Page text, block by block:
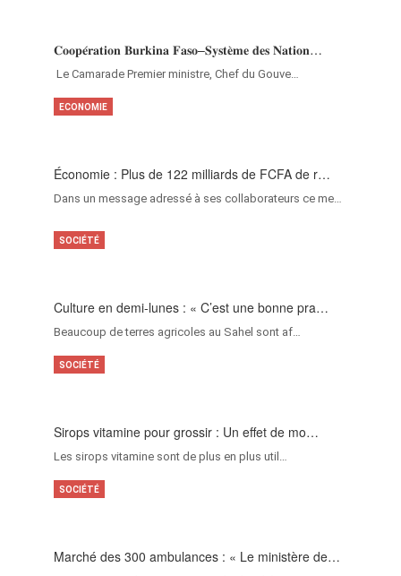
𝐂𝐨𝐨𝐩𝐞́𝐫𝐚𝐭𝐢𝐨𝐧 𝐁𝐮𝐫𝐤𝐢𝐧𝐚 𝐅𝐚𝐬𝐨–𝐒𝐲𝐬𝐭𝐞̀𝐦𝐞 𝐝𝐞𝐬 𝐍𝐚𝐭𝐢𝐨𝐧…
‎Le Camarade Premier ministre, Chef du Gouve…
Économie : Plus de 122 milliards de FCFA de r…
Dans un message adressé à ses collaborateurs ce me…
ECONOMIE
Culture en demi-lunes : « C’est une bonne pra…
Beaucoup de terres agricoles au Sahel sont af…
SOCIÉTÉ
Sirops vitamine pour grossir : Un effet de mo…
Les sirops vitamine sont de plus en plus util…
SOCIÉTÉ
Marché des 300 ambulances : « Le ministère de…
SOCIÉTÉ